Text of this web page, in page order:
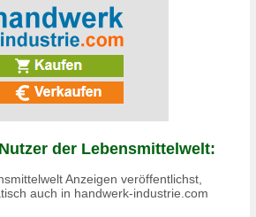
der Lebensmittelwelt:
Anzeigen veröffentlichst,
auch in handwerk-industrie.com